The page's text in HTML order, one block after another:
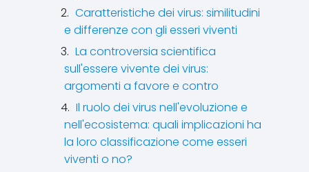
Caratteristiche dei virus: similitudini
e differenze con gli esseri viventi
La controversia scientifica
sull'essere vivente dei virus:
argomenti a favore e contro
Il ruolo dei virus nell'evoluzione e
nell'ecosistema: quali implicazioni ha
la loro classificazione come esseri
viventi o no?